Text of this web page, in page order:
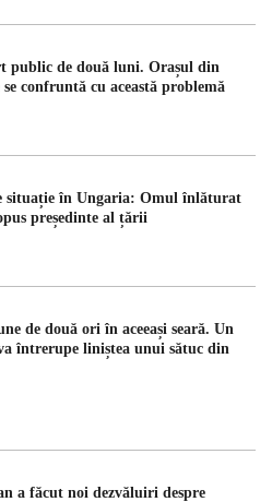
public de două luni. Orașul din
confruntă cu această problemă
situație în Ungaria: Omul înlăturat
președinte al țării
de două ori în aceeași seară. Un
întrerupe liniștea unui sătuc din
a făcut noi dezvăluiri despre